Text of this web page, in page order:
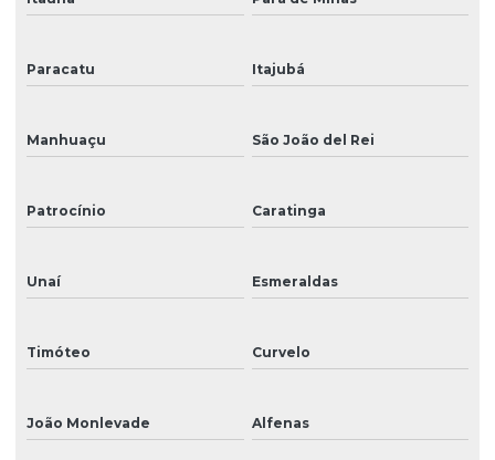
Paracatu Itajubá
Manhuaçu São João del Rei
Patrocínio Caratinga
Unaí Esmeraldas
Timóteo Curvelo
João Monlevade Alfenas